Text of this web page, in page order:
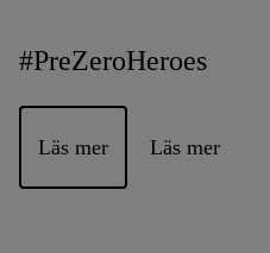
#PreZeroHeroes
Läs mer Läs mer